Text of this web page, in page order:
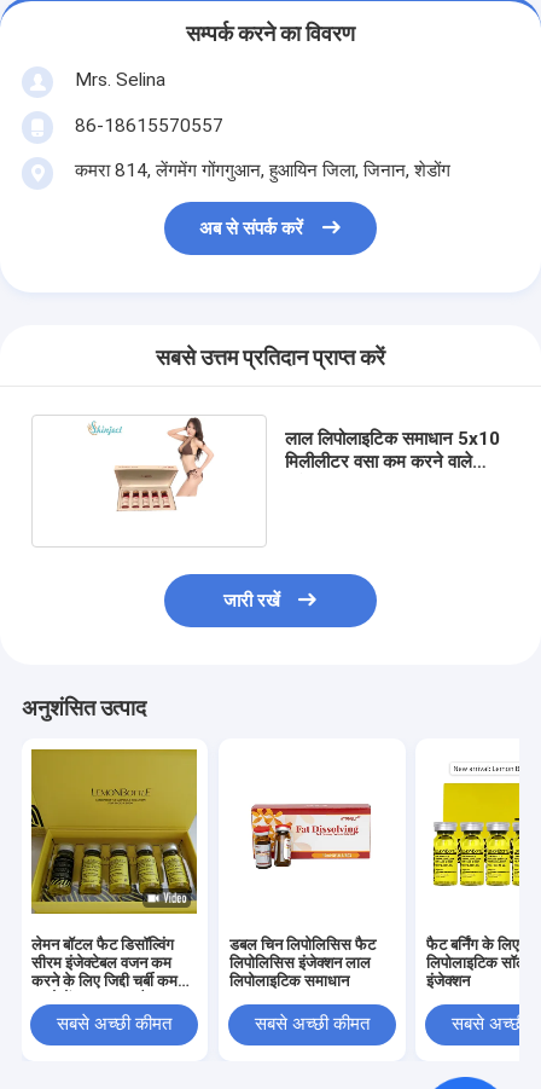
सम्पर्क करने का विवरण
Mrs. Selina
86-18615570557
कमरा 814, लेंगमेंग गोंगगुआन, हुआयिन जिला, जिनान, शेडोंग
अब से संपर्क करें
सबसे उत्तम प्रतिदान प्राप्त करें
लाल लिपोलाइटिक समाधान 5x10
मिलीलीटर वसा कम करने वाले
जारी रखें
अनुशंसित उत्पाद
लेमन बॉटल फैट डिसॉल्विंग
सीरम इंजेक्टेबल वजन कम
करने के लिए जिद्दी चर्बी कम
सबसे अच्छी कीमत
डबल चिन लिपोलिसिस फैट
लिपोलिसिस इंजेक्शन लाल
लिपोलाइटिक समाधान
सबसे अच्छी कीमत
फैट बर्निंग के लिए
लिपोलाइटिक
इंजेक्शन
सबसे अच्छी